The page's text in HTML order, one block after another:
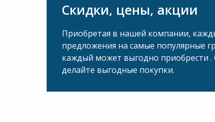
Скидки, цены, акции
Приобретая в нашей компании,
предложения на самые популярные
каждый может выгодно приобрести
делайте выгодные покупки.